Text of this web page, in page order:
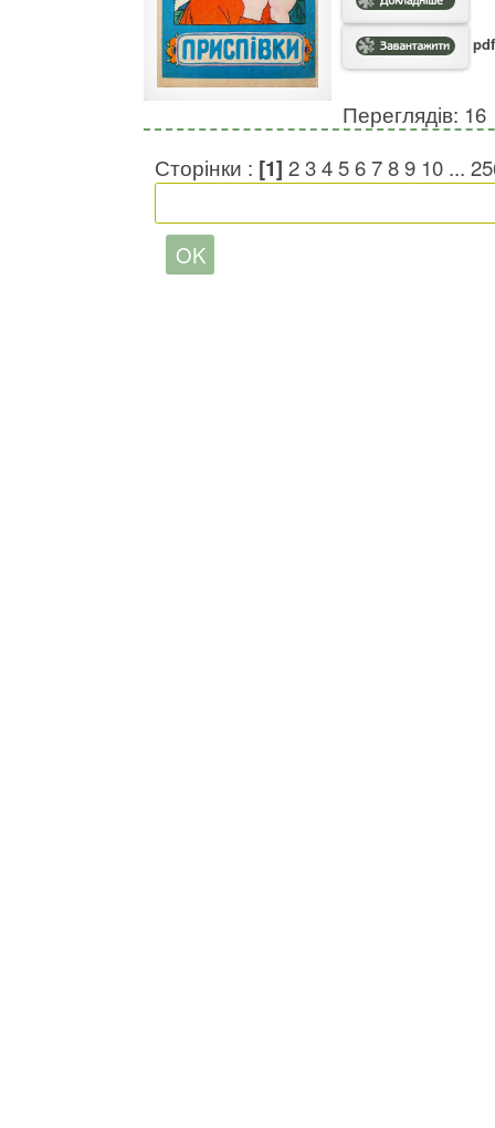
Переглядів: 16
Сторінки : [1] 23456789 10 ...